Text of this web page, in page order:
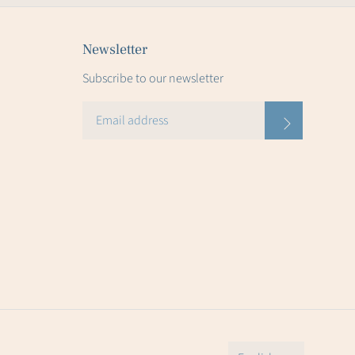
Newsletter
Subscribe to our newsletter